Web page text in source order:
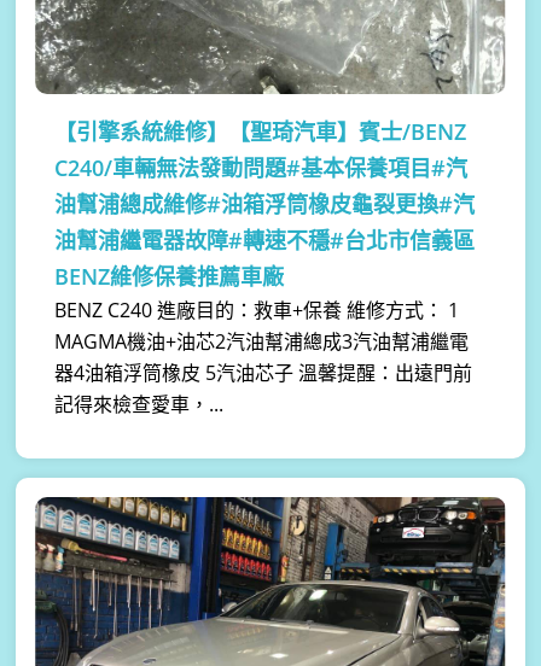
【引擎系統維修】
【聖琦汽車】賓士/BENZ
C240/車輛無法發動問題#基本保養項目#汽
油幫浦總成維修#油箱浮筒橡皮龜裂更換#汽
油幫浦繼電器故障#轉速不穩#台北市信義區
BENZ維修保養推薦車廠
BENZ C240 進廠目的：救車+保養 維修方式： 1
MAGMA機油+油芯2汽油幫浦總成3汽油幫浦繼電
器4油箱浮筒橡皮 5汽油芯子 溫馨提醒：出遠門前
記得來檢查愛車，...